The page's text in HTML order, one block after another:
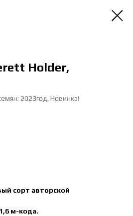
Holder,
2023год. Новинка!
сорт авторской
м-кода.